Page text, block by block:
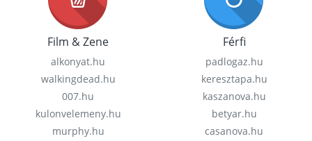
Film & Zene
alkonyat.hu
walkingdead.hu
007.hu
kulonvelemeny.hu
murphy.hu
Férfi
padlogaz.hu
keresztapa.hu
kaszanova.hu
betyar.hu
casanova.hu